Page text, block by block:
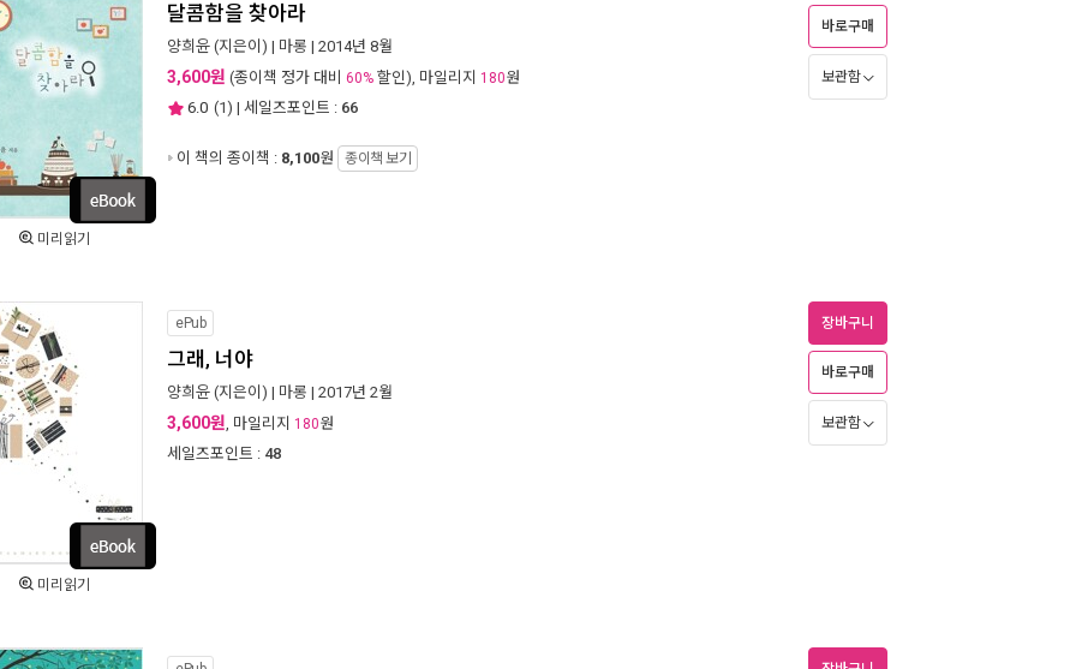
미리읽기
달콤함을 찾아라
양희윤 (지은이) | 마롱 | 2014년 8월
3,600원 (종이책 정가 대비 60% 할인), 마일리지 180원
6.0 (1) | 세일즈포인트 : 66
이 책의 종이책 : 8,100원 종이책 보기
바로구매
보관함
미리읽기
ePub
그래, 너야
양희윤 (지은이) | 마롱 | 2017년 2월
3,600원, 마일리지 180원
세일즈포인트 : 48
장바구니
바로구매
보관함